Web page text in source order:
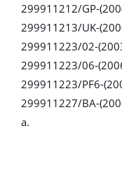
299911212/GP-
299911213/UK-
299911223/02-
299911223/06-
299911223/PF6-
299911227/BA-
a.